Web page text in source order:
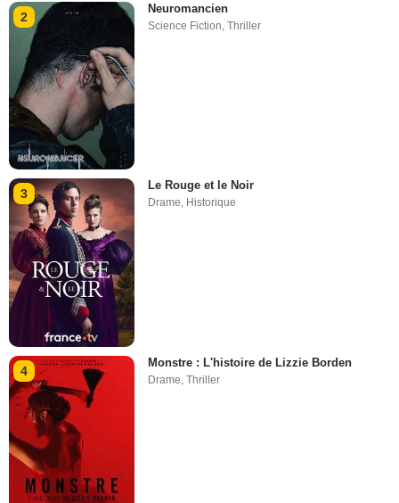
2
Neuromancien
Science Fiction,Thriller
3
Le Rouge et le Noir
Drame, Historique
4
Monstre : L'histoire de Lizzie Borden
Drame ,Thriller